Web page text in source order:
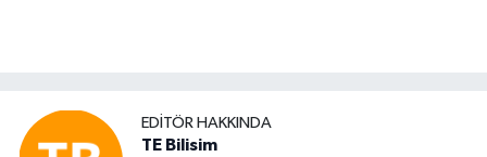
EDITÖR HAKKINDA
TE Bilisim